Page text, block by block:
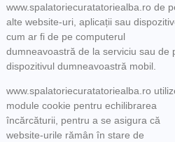
www.spalatoriecuratatoriealba.ro de
alte website-uri, aplicații sau
cum ar fi de pe computerul
dumneavoastră de la serviciu sau de
dispozitivul dumneavoastră mobil.
www.spalatoriecuratatoriealba.ro
module cookie pentru echilibrarea
încărcăturii, pentru a se asigura că
website-urile rămân în stare de